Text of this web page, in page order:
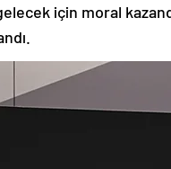
için moral